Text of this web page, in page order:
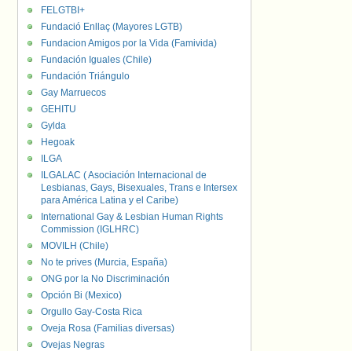
FELGTBI+
Fundació Enllaç (Mayores LGTB)
Fundacion Amigos por la Vida (Famivida)
Fundación Iguales (Chile)
Fundación Triángulo
Gay Marruecos
GEHITU
Gylda
Hegoak
ILGA
ILGALAC ( Asociación Internacional de
Lesbianas, Gays, Bisexuales, Trans e Intersex
para América Latina y el Caribe)
International Gay & Lesbian Human Rights
Commission (IGLHRC)
MOVILH (Chile)
No te prives (Murcia, España)
ONG por la No Discriminación
Opción Bi (Mexico)
Orgullo Gay-Costa Rica
Oveja Rosa (Familias diversas)
Ovejas Negras